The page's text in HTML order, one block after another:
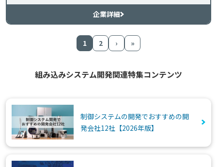
企業詳細
1 2 › »
組み込みシステム開発関連特集コンテンツ
制御システムの開発でおすすめの開
発会社12社【2026年版】